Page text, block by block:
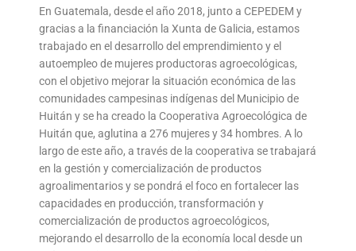
En Guatemala, desde el año 2018, junto a CEPEDEM y
gracias a la financiación la Xunta de Galicia, estamos
trabajado en el desarrollo del emprendimiento y el
autoempleo de mujeres productoras agroecológicas,
con el objetivo mejorar la situación económica de las
comunidades campesinas indígenas del Municipio de
Huitán y se ha creado la Cooperativa Agroecológica de
Huitán que, aglutina a 276 mujeres y 34 hombres. A lo
largo de este año, a través de la cooperativa se trabajará
en la gestión y comercialización de productos
agroalimentarios y se pondrá el foco en fortalecer las
capacidades en producción, transformación y
comercialización de productos agroecológicos,
mejorando el desarrollo de la economía local desde un